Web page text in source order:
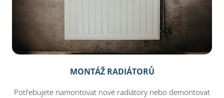
MONTÁŽ RADIÁTORŮ
Potřebujete namontovat nové radiátory nebo demontovat